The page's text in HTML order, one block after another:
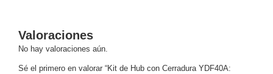
Software
VMS y
Analíticas
EPCOM
Valoraciones
No hay valoraciones aún.
Sé el primero en valorar “Kit de Hub con Cerradura YDF40A: